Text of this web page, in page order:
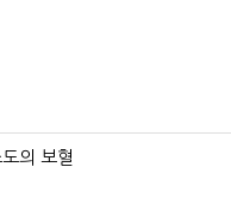
의 보혈